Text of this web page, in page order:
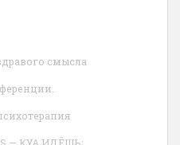
смысла